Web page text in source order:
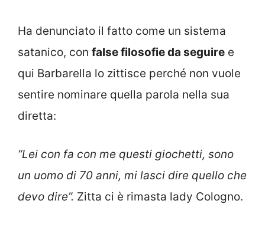
Ha denunciato il fatto come un sistema
satanico, con false filosofie da seguire e
qui Barbarella lo zittisce perché non vuole
sentire nominare quella parola nella sua
diretta:
“Lei con fa con me questi giochetti, sono
un uomo di 70 anni, mi lasci dire quello che
devo dire”. Zitta ci è rimasta lady Cologno.